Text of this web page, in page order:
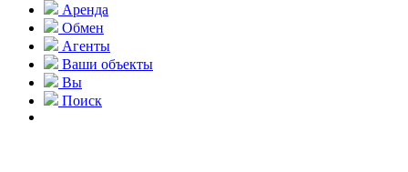
Аренда
Обмен
Агенты
Ваши объекты
Вы
Поиск